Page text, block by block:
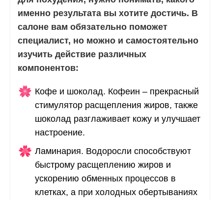
именно результата вы хотите достичь. В
салоне вам обязательно поможет
специалист, но можно и самостоятельно
изучить действие различных
компонентов:
Кофе и шоколад. Кофеин – прекрасный
стимулятор расщепления жиров, также
шоколад разглаживает кожу и улучшает
настроение.
Ламинария. Водоросли способствуют
быстрому расщеплению жиров и
ускорению обменных процессов в
клетках, а при холодных обертываниях